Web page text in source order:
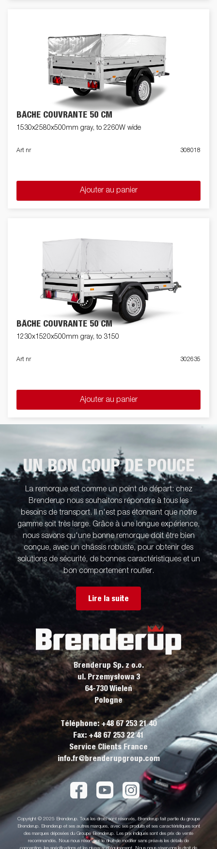
BÂCHE COUVRANTE 50 CM
1530x2580x500mm gray, to 2260W wide
Art nr 308018
Ajouter au panier
BÂCHE COUVRANTE 50 CM
1230x1520x500mm gray, to 3150
Art nr 302635
Ajouter au panier
UN BON COUP DE POUCE
La remorque est comme un point de départ: chez
Brenderup nous souhaitons répondre à tous les
besoins de transport. Il n'est pas étonnant que notre
gamme soit très large. Grâce à une longue expérience,
nous savons qu'une bonne remorque doit être bien
conçue, avec un châssis robuste, pour obtenir des
solutions de sécurité, de bonnes caractéristiques et un
bon comportement routier.
Lire la suite
Brenderup Sp. z o.o.
ul. Przemysłowa 3
64-730 Wieleń
Pologne
Téléphone: +48 67 253 21 40
Fax: +48 67 253 22 41
Service Clients France
info.fr@brenderupgroup.com
Copyright © 2025 Brenderup. Tous les droits sont réservés. Brenderup fait partie du groupe
Brenderup. Brenderup et ses autres marques, avec ses produits et ses caractéristiques sont
des marques déposées du Groupe Brenderup. Les prix indiqués sont des prix de vente
recommandés. Nous nous réservons le droit de modifier sans préavis les détails de